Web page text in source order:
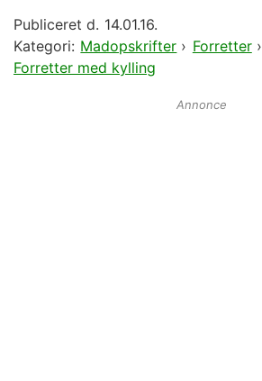
Publiceret d. 14.01.16.
Kategori: Madopskrifter › Forretter›
Forretter med kylling
Annonce